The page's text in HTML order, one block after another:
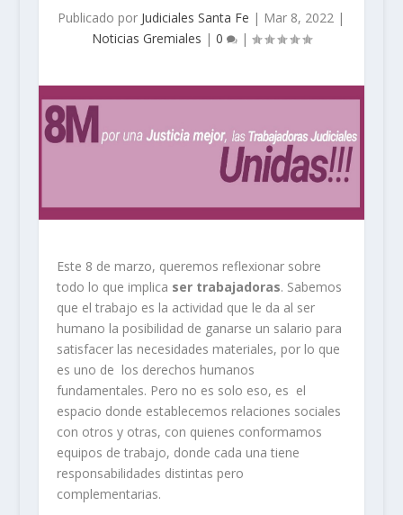
Publicado por Judiciales Santa Fe | Mar 8, 2022 |
Noticias Gremiales | 0 |
Este 8 de marzo, queremos reflexionar sobre
todo lo que implica ser trabajadoras. Sabemos
que el trabajo es la actividad que le da al ser
humano la posibilidad de ganarse un salario para
satisfacer las necesidades materiales, por lo que
es uno de los derechos humanos
fundamentales. Pero no es solo eso, es el
espacio donde establecemos relaciones sociales
con otros y otras, con quienes conformamos
equipos de trabajo, donde cada una tiene
responsabilidades distintas pero
complementarias.